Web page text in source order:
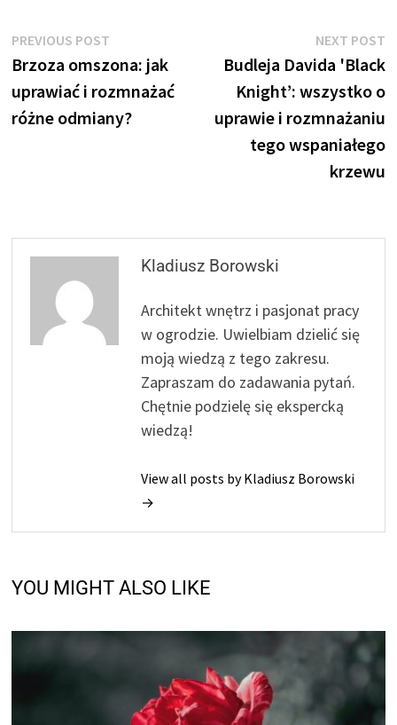
Nawigacja
wpisu
PREVIOUS POST
post:
Brzoza omszona: jak
uprawiać i rozmnażać
różne odmiany?
NEXT POST
Budleja Davida 'Black
Knight’: wszystko o
uprawie i rozmnażaniu
tego wspaniałego
krzewu
Kladiusz Borowski
Architekt wnętrz i pasjonat pracy
w ogrodzie. Uwielbiam dzielić się
moją wiedzą z tego zakresu.
Zapraszam do zadawania pytań.
Chętnie podzielę się ekspercką
wiedzą!
View all posts by Kladiusz Borowski
→
YOU MIGHT ALSO LIKE